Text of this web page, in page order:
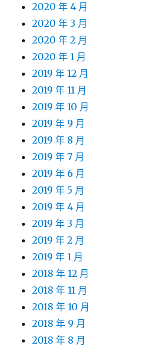
2020 年 4 月
2020 年 3 月
2020 年 2 月
2020 年 1 月
2019 年 12 月
2019 年 11 月
2019 年 10 月
2019 年 9 月
2019 年 8 月
2019 年 7 月
2019 年 6 月
2019 年 5 月
2019 年 4 月
2019 年 3 月
2019 年 2 月
2019 年 1 月
2018 年 12 月
2018 年 11 月
2018 年 10 月
2018 年 9 月
2018 年 8 月